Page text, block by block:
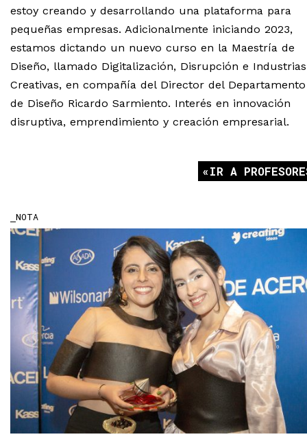
estoy creando y desarrollando una plataforma para
pequeñas empresas. Adicionalmente iniciando 2023,
estamos dictando un nuevo curso en la Maestría de
Diseño, llamado Digitalización, Disrupción e Industrias
Creativas, en compañía del Director del Departamento
de Diseño Ricardo Sarmiento. Interés en innovación
disruptiva, emprendimiento y creación empresarial.
IR A
NOTA